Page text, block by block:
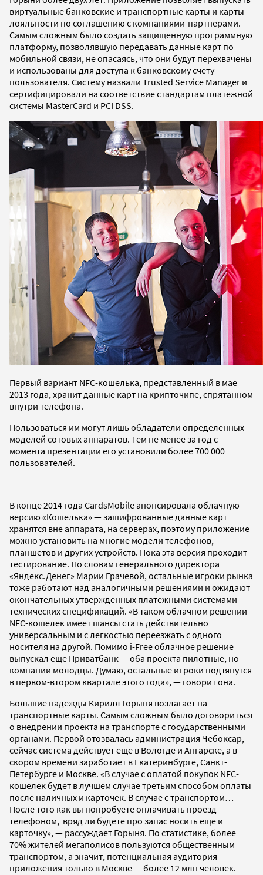
виртуальные банковские и транспортные карты и карты
лояльности по соглашению с компаниями-партнерами.
Самым сложным было создать защищенную программную
платформу, позволявшую передавать данные карт по
мобильной связи, не опасаясь, что они будут перехвачены
и использованы для доступа к банковскому счету
пользователя. Систему назвали Trusted Service Manager и
сертифицировали на соответствие стандартам платежной
системы MasterCard и PCI DSS.
Первый вариант NFC-кошелька, представленный в мае
2013 года, хранит данные карт на крипточипе, спрятанном
внутри телефона.
Пользоваться им могут лишь обладатели определенных
моделей сотовых аппаратов. Тем не менее за год с
момента презентации его установили более 700 000
пользователей.
В конце 2014 года CardsMobile анонсировала облачную
версию «Кошелька» — зашифрованные данные карт
хранятся вне аппарата, на серверах, поэтому приложение
можно установить на многие модели телефонов,
планшетов и других устройств. Пока эта версия проходит
тестирование. По словам генерального директора
«Яндекс.Денег» Марии Грачевой, остальные игроки рынка
тоже работают над аналогичными решениями и ожидают
окончательных утвержденных платежными системами
технических спецификаций. «В таком облачном решении
NFC-кошелек имеет шансы стать действительно
универсальным и с легкостью переезжать с одного
носителя на другой. Помимо i-Free облачное решение
выпускал еще Приватбанк — оба проекта пилотные, но
компании молодцы. Думаю, остальные игроки подтянутся
в первом-втором квартале этого года», — говорит она.
Большие надежды Кирилл Горыня возлагает на
транспортные карты. Самым сложным было договориться
о внедрении проекта на транспорте с государственными
органами. Первой отозвалась администрация Чебоксар,
сейчас система действует еще в Вологде и Ангарске, а в
скором времени заработает в Екатеринбурге, Санкт-
Петербурге и Москве. «В случае с оплатой покупок NFC-
кошелек будет в лучшем случае третьим способом оплаты
после наличных и карточек. В случае с транспортом…
После того как вы попробуете оплачивать проезд
телефоном, вряд ли будете про запас носить еще и
карточку», — рассуждает Горыня. По статистике, более
70% жителей мегаполисов пользуются общественным
транспортом, а значит, потенциальная аудитория
приложения только в Москве — более 12 млн человек.